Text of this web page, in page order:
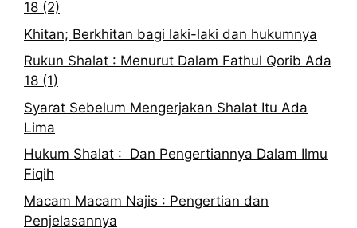
18 (2)
Khitan; Berkhitan bagi laki-laki dan hukumnya
Rukun Shalat : Menurut Dalam Fathul Qorib Ada
18 (1)
Syarat Sebelum Mengerjakan Shalat Itu Ada
Lima
Hukum Shalat : Dan Pengertiannya Dalam Ilmu
Fiqih
Macam Macam Najis : Pengertian dan
Penjelasannya